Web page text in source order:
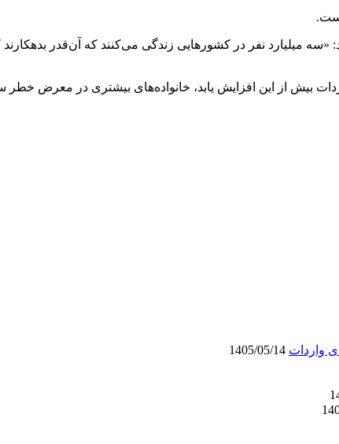
میلیارد نفر در کشورهایی زندگی می‌کنند که آن‌قدر
بیش از این افزایش یابد، خانواده‌های بیشتری در معرض